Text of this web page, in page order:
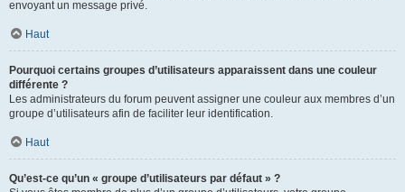
envoyant un message privé.
Haut
Pourquoi certains groupes d’utilisateurs apparaissent dans une couleur
différente ?
Les administrateurs du forum peuvent assigner une couleur aux membres d’un
groupe d’utilisateurs afin de faciliter leur identification.
Haut
Qu’est-ce qu’un « groupe d’utilisateurs par défaut » ?